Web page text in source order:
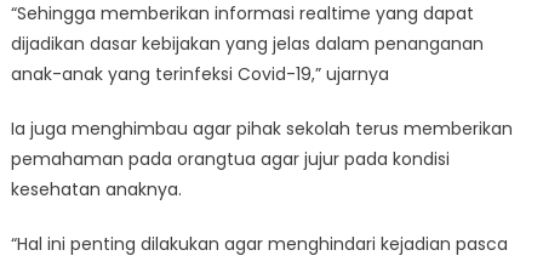
“Sehingga memberikan informasi realtime yang dapat
dijadikan dasar kebijakan yang jelas dalam penanganan
anak-anak yang terinfeksi Covid-19,” ujarnya
Ia juga menghimbau agar pihak sekolah terus memberikan
pemahaman pada orangtua agar jujur pada kondisi
kesehatan anaknya.
“Hal ini penting dilakukan agar menghindari kejadian pasca